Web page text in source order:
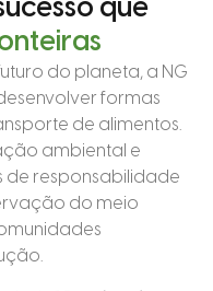
que
do planeta, a NG
formas
de alimentos.
ambiental e
de responsabilidade
do meio